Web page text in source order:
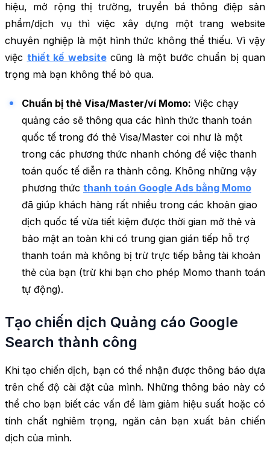
hiệu, mở rộng thị trường, truyền bá thông điệp sản
phẩm/dịch vụ thì việc xây dựng một trang website
chuyên nghiệp là một hình thức không thể thiếu. Vì vậy
việc thiết kế websitecũng là một bước chuẩn bị quan
trọng mà bạn không thể bỏ qua.
Chuẩn bị thẻ Visa/Master/ví Momo: Việc chạy
quảng cáo sẽ thông qua các hình thức thanh toán
quốc tế trong đó thẻ Visa/Master coi như là một
trong các phương thức nhanh chóng để việc thanh
toán quốc tế diễn ra thành công. Không những vậy
phương thức thanh toán Google Ads bằng Momo
đã giúp khách hàng rất nhiều trong các khoản giao
dịch quốc tế vừa tiết kiệm được thời gian mở thẻ và
bảo mật an toàn khi có trung gian gián tiếp hỗ trợ
thanh toán mà không bị trừ trực tiếp bằng tài khoản
thẻ của bạn (trừ khi bạn cho phép Momo thanh toán
tự động).
Tạo chiến dịch Quảng cáo Google
Search thành công
Khi tạo chiến dịch, bạn có thể nhận được thông báo dựa
trên chế độ cài đặt của mình. Những thông báo này có
thể cho bạn biết các vấn đề làm giảm hiệu suất hoặc có
tính chất nghiêm trọng, ngăn cản bạn xuất bản chiến
dịch của mình.